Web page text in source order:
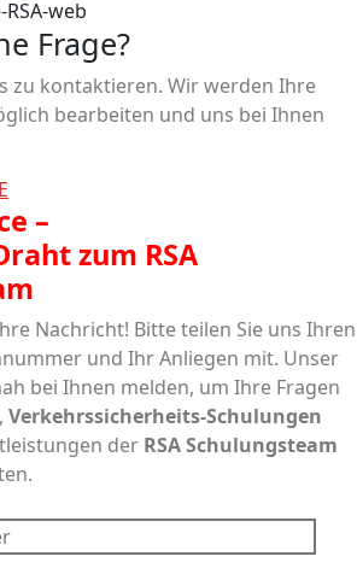
Frage?
zu kontaktieren. Wir werden Ihre
bearbeiten und uns bei Ihnen
–
zum RSA
Nachricht! Bitte teilen Sie uns Ihren
und Ihr Anliegen mit. Unser
bei Ihnen melden, um Ihre Fragen
, Verkehrssicherheits-Schulungen
der RSA Schulungsteam